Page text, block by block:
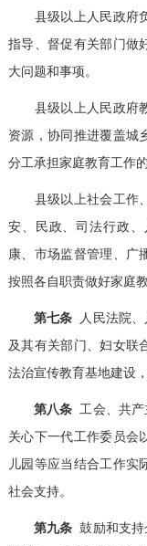
县级以上人民政府负
指导、督促有关部门做
大问题和事项。
县级以上人民政府教
资源，协同推进覆盖城
分工承担家庭教育工作
县级以上社会工作、
安、民政、司法行政
康、市场监督管理、广
按照各自职责做好家庭教
第七条
人民法院
及其有关部门、妇女联
法治宣传教育基地建设
第八条 工会、共产
关心下一代工作委员会
儿园等应当结合工作实
社会支持。
第九条鼓励和支